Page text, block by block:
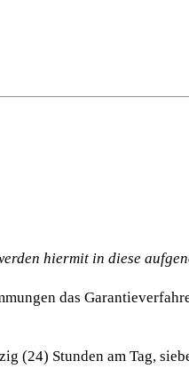
hiermit in diese
das
Stunden am Tag,